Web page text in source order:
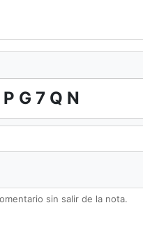
PG7QN
sin salir de la nota.